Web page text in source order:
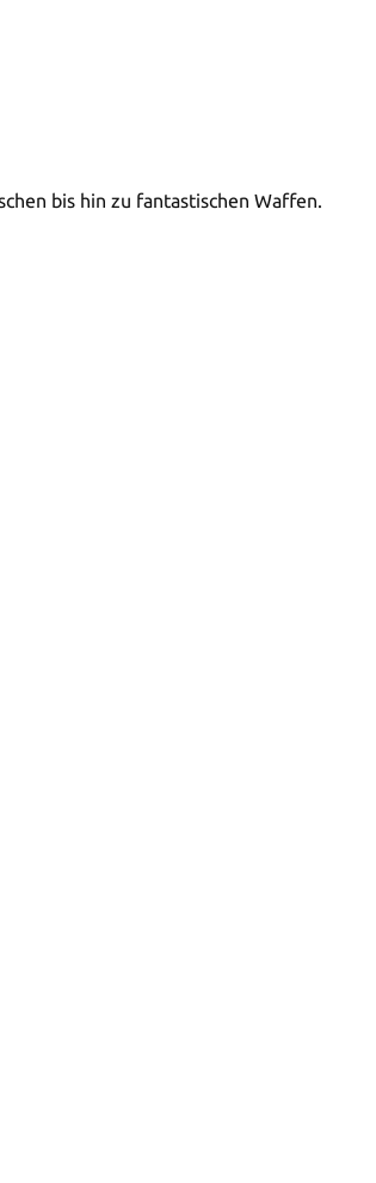
bis hin zu fantastischen Waffen.